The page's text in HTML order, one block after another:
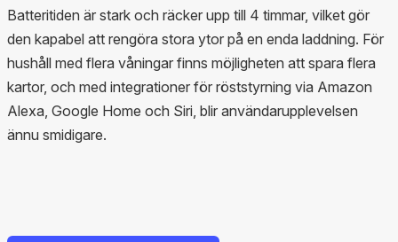
Batteritiden är stark och räcker upp till 4 timmar, vilket gör
den kapabel att rengöra stora ytor på en enda laddning. För
hushåll med flera våningar finns möjligheten att spara flera
kartor, och med integrationer för röststyrning via Amazon
Alexa, Google Home och Siri, blir användarupplevelsen
ännu smidigare.